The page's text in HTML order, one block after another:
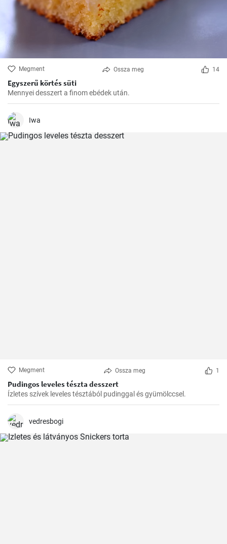
Megment Ossza meg 14
Egyszerű körtés süti
Mennyei desszert a finom ebédek után.
Iwa
Megment Ossza meg 1
Pudingos leveles tészta desszert
Ízletes szívek leveles tésztából pudinggal és gyümölccsel.
vedresbogi